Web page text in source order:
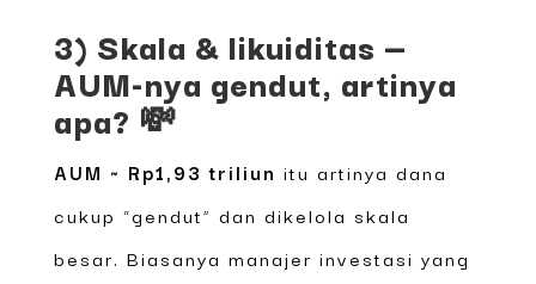
3) Skala & likuiditas —
AUM-nya gendut, artinya
apa? 💸
AUM ~ Rp1,93 triliun itu artinya dana
cukup “gendut” dan dikelola skala
besar. Biasanya manajer investasi yang